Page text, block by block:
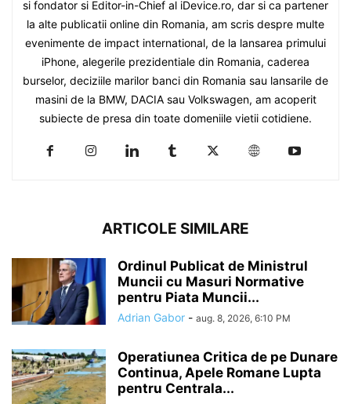
si fondator si Editor-in-Chief al iDevice.ro, dar si ca partener
la alte publicatii online din Romania, am scris despre multe
evenimente de impact international, de la lansarea primului
iPhone, alegerile prezidentiale din Romania, caderea
burselor, deciziile marilor banci din Romania sau lansarile de
masini de la BMW, DACIA sau Volkswagen, am acoperit
subiecte de presa din toate domeniile vietii cotidiene.
ARTICOLE SIMILARE
Ordinul Publicat de Ministrul
Muncii cu Masuri Normative
pentru Piata Muncii...
Adrian Gabor - aug. 8, 2026, 6:10 PM
Operatiunea Critica de pe Dunare
Continua, Apele Romane Lupta
pentru Centrala...